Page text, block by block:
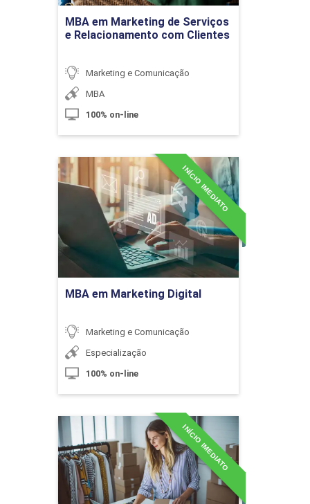
Xenofobia e Discriminações
Diversidade e Tolerância
10h
10h
Direitos Humanos, Diversidade e
Sustentabilidade
MBA em Marketing de Serviços
e Relacionamento com Clientes
Marketing e Comunicação
MBA
100% on-line
MBA em Marketing Digital
INÍCIO IMEDIATO
Marketing e Comunicação
Especialização
100% on-line
MBA em Marketing Digital
Detalhes do curso
Ir para Inscrição
INÍCIO IMEDIATO
MBA em Marketing e
Inteligência em Negócios
Digitais
Detalhes do curso